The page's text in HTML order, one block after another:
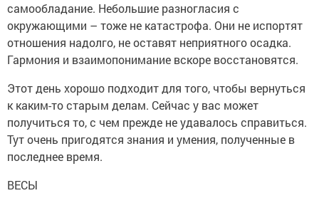
самообладание. Небольшие разногласия с
окружающими – тоже не катастрофа. Они не испортят
отношения надолго, не оставят неприятного осадка.
Гармония и взаимопонимание вскоре восстановятся.
Этот день хорошо подходит для того, чтобы вернуться
к каким-то старым делам. Сейчас у вас может
получиться то, с чем прежде не удавалось справиться.
Тут очень пригодятся знания и умения, полученные в
последнее время.
ВЕСЫ